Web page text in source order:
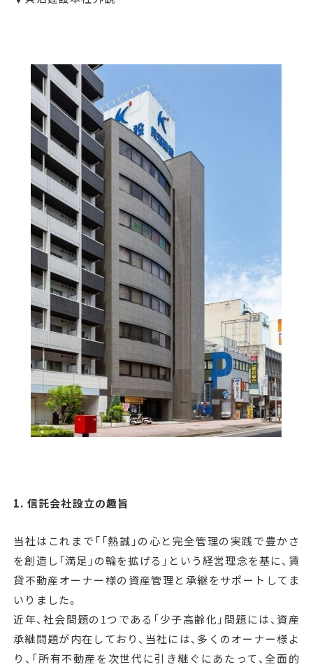
1. 信託会社設立の趣旨
当社はこれまで「「熱誠」の心と完全管理の実践で豊かさ
を創造し「満足」の輪を拡げる」という経営理念を基に、賃
貸不動産オーナー様の資産管理と承継をサポートしてま
いりました。
近年、社会問題の1つである「少子高齢化」問題には、資産
承継問題が内在しており、当社には、多くのオーナー様よ
り、「所有不動産を次世代に引き継ぐにあたって、全面的